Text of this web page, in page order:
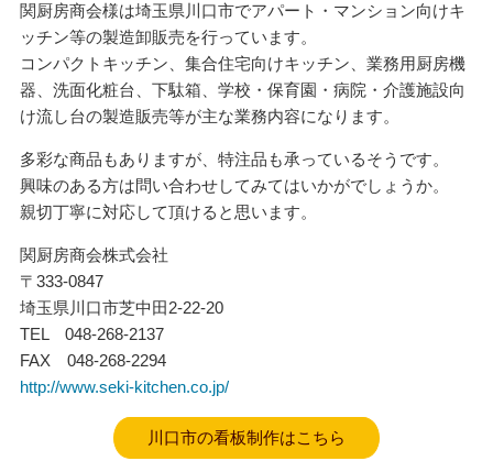
関厨房商会様は埼玉県川口市でアパート・マンション向けキ
ッチン等の製造卸販売を行っています。
コンパクトキッチン、集合住宅向けキッチン、業務用厨房機
器、洗面化粧台、下駄箱、学校・保育園・病院・介護施設向
け流し台の製造販売等が主な業務内容になります。
多彩な商品もありますが、特注品も承っているそうです。
興味のある方は問い合わせしてみてはいかがでしょうか。
親切丁寧に対応して頂けると思います。
関厨房商会株式会社
〒333-0847
埼玉県川口市芝中田2-22-20
TEL 048-268-2137
FAX 048-268-2294
http://www.seki-kitchen.co.jp/
川口市の看板制作はこちら